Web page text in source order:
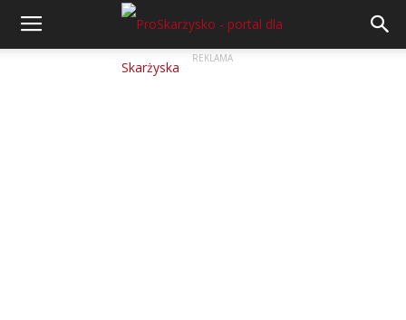
REKLAMA